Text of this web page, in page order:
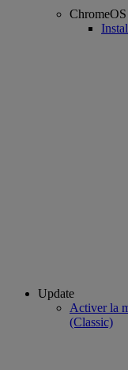
ChromeOS
Update
Activer la
(Classic)